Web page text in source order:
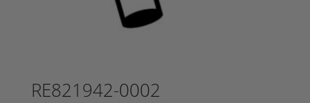
RE821942-0002